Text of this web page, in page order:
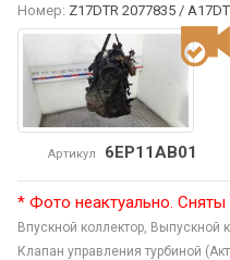
Номер: Z17DTR 2077835 /
Артикул 6EP11AB01
* Фото неактуально.
Впускной коллектор, Выпускной
Клапан управления турбиной